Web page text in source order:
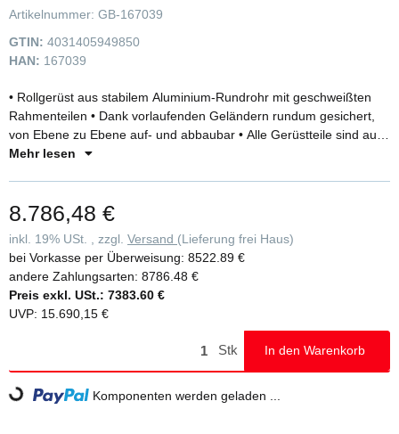
Artikelnummer: GB-167039
GTIN: 4031405949850
HAN: 167039
• Rollgerüst aus stabilem Aluminium-Rundrohr mit geschweißten
Rahmenteilen • Dank vorlaufenden Geländern rundum gesichert,
von Ebene zu Ebene auf- und abbaubar • Alle Gerüstteile sind auch
einzeln als Ersatz- oder Erweiterungsteile erhältlich • Stabil und
200 mm mit zentrischer Lasteinleitung, Feststellern und Spindeln •
Großformatige Arbeitsfläche mit 1,35 m Breite • Aluminium-
Bordbretter und Geländerrahmen mit integrierter Knieleiste zur
Absturzsicherung • Werkzeugloser Auf- und Abbau dank
Steckverbindungen und Schnellverschlüssen • Geringes Gewicht
der Einzelteile für ein einfaches Handling • Unterschiedliche
Plattformlängen erhältlich (1,80 / 2,45 / 3,0 m) • Arbeitshöhen bis
Lastklasse/Gerüstgruppe 3: 2,0 kN/m²
Mehr lesen
8.786,48 €
inkl. 19% USt. , zzgl. Versand (Lieferung frei Haus)
bei Vorkasse per Überweisung: 8522.89 €
andere Zahlungsarten: 8786.48 €
Preis exkl. USt.: 7383.60 €
UVP: 15.690,15 €
Stk In den Warenkorb
Loading... Komponenten werden geladen ...